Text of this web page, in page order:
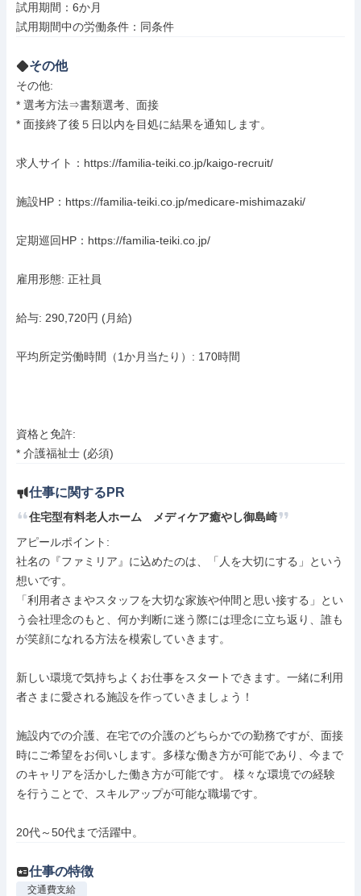
試用期間：6か月
試用期間中の労働条件：同条件
その他
その他:
* 選考方法⇒書類選考、面接
* 面接終了後５日以内を目処に結果を通知します。
求人サイト：https://familia-teiki.co.jp/kaigo-recruit/
施設HP：https://familia-teiki.co.jp/medicare-mishimazaki/
定期巡回HP：https://familia-teiki.co.jp/
雇用形態: 正社員
給与: 290,720円 (月給)
平均所定労働時間（1か月当たり）: 170時間
資格と免許:
* 介護福祉士 (必須)
仕事に関するPR
住宅型有料老人ホーム　メディケア癒やし御島崎
アピールポイント:
社名の『ファミリア』に込めたのは、「人を大切にする」という
想いです。
「利用者さまやスタッフを大切な家族や仲間と思い接する」とい
う会社理念のもと、何か判断に迷う際には理念に立ち返り、誰も
が笑顔になれる方法を模索していきます。
新しい環境で気持ちよくお仕事をスタートできます。一緒に利用
者さまに愛される施設を作っていきましょう！
施設内での介護、在宅での介護のどちらかでの勤務ですが、面接
時にご希望をお伺いします。多様な働き方が可能であり、今まで
のキャリアを活かした働き方が可能です。 様々な環境での経験
を行うことで、スキルアップが可能な職場です。
20代～50代まで活躍中。
仕事の特徴
交通費支給